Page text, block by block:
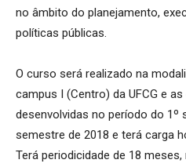
no âmbito do planejamento,
políticas públicas.
O curso será realizado na
campus I (Centro) da UFCG e
desenvolvidas no período do 1º
semestre de 2018 e terá carga
Terá periodicidade de 18